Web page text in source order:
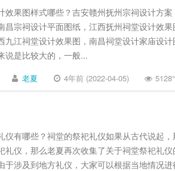
效果图样式哪些？吉安赣州抚州宗祠设计方
昌宗祠设计平面图纸，江西抚州祠堂设计效
九江祠堂设计效果图，南昌祠堂设计家庙设
说是比较大的，一般...
老夏 4年前 (2022-04-05)
仪有哪些？祠堂的祭祀礼仪如果从古代说起
礼仪，那么老夏再次收集了关于祠堂祭祀礼
于涉及到地方礼仪，大家可以根据当地情况